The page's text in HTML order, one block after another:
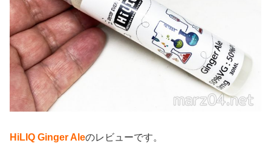
HiLIQ Ginger Aleのレビューです。